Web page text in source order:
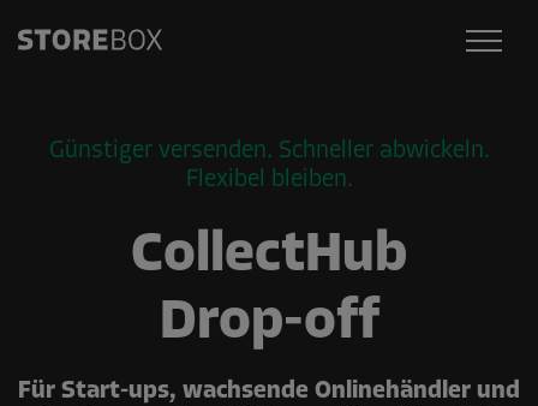
Günstiger versenden. Schneller abwickeln.
Flexibel bleiben.
CollectHub
Drop-off
Für Start-ups, wachsende Onlinehändler und